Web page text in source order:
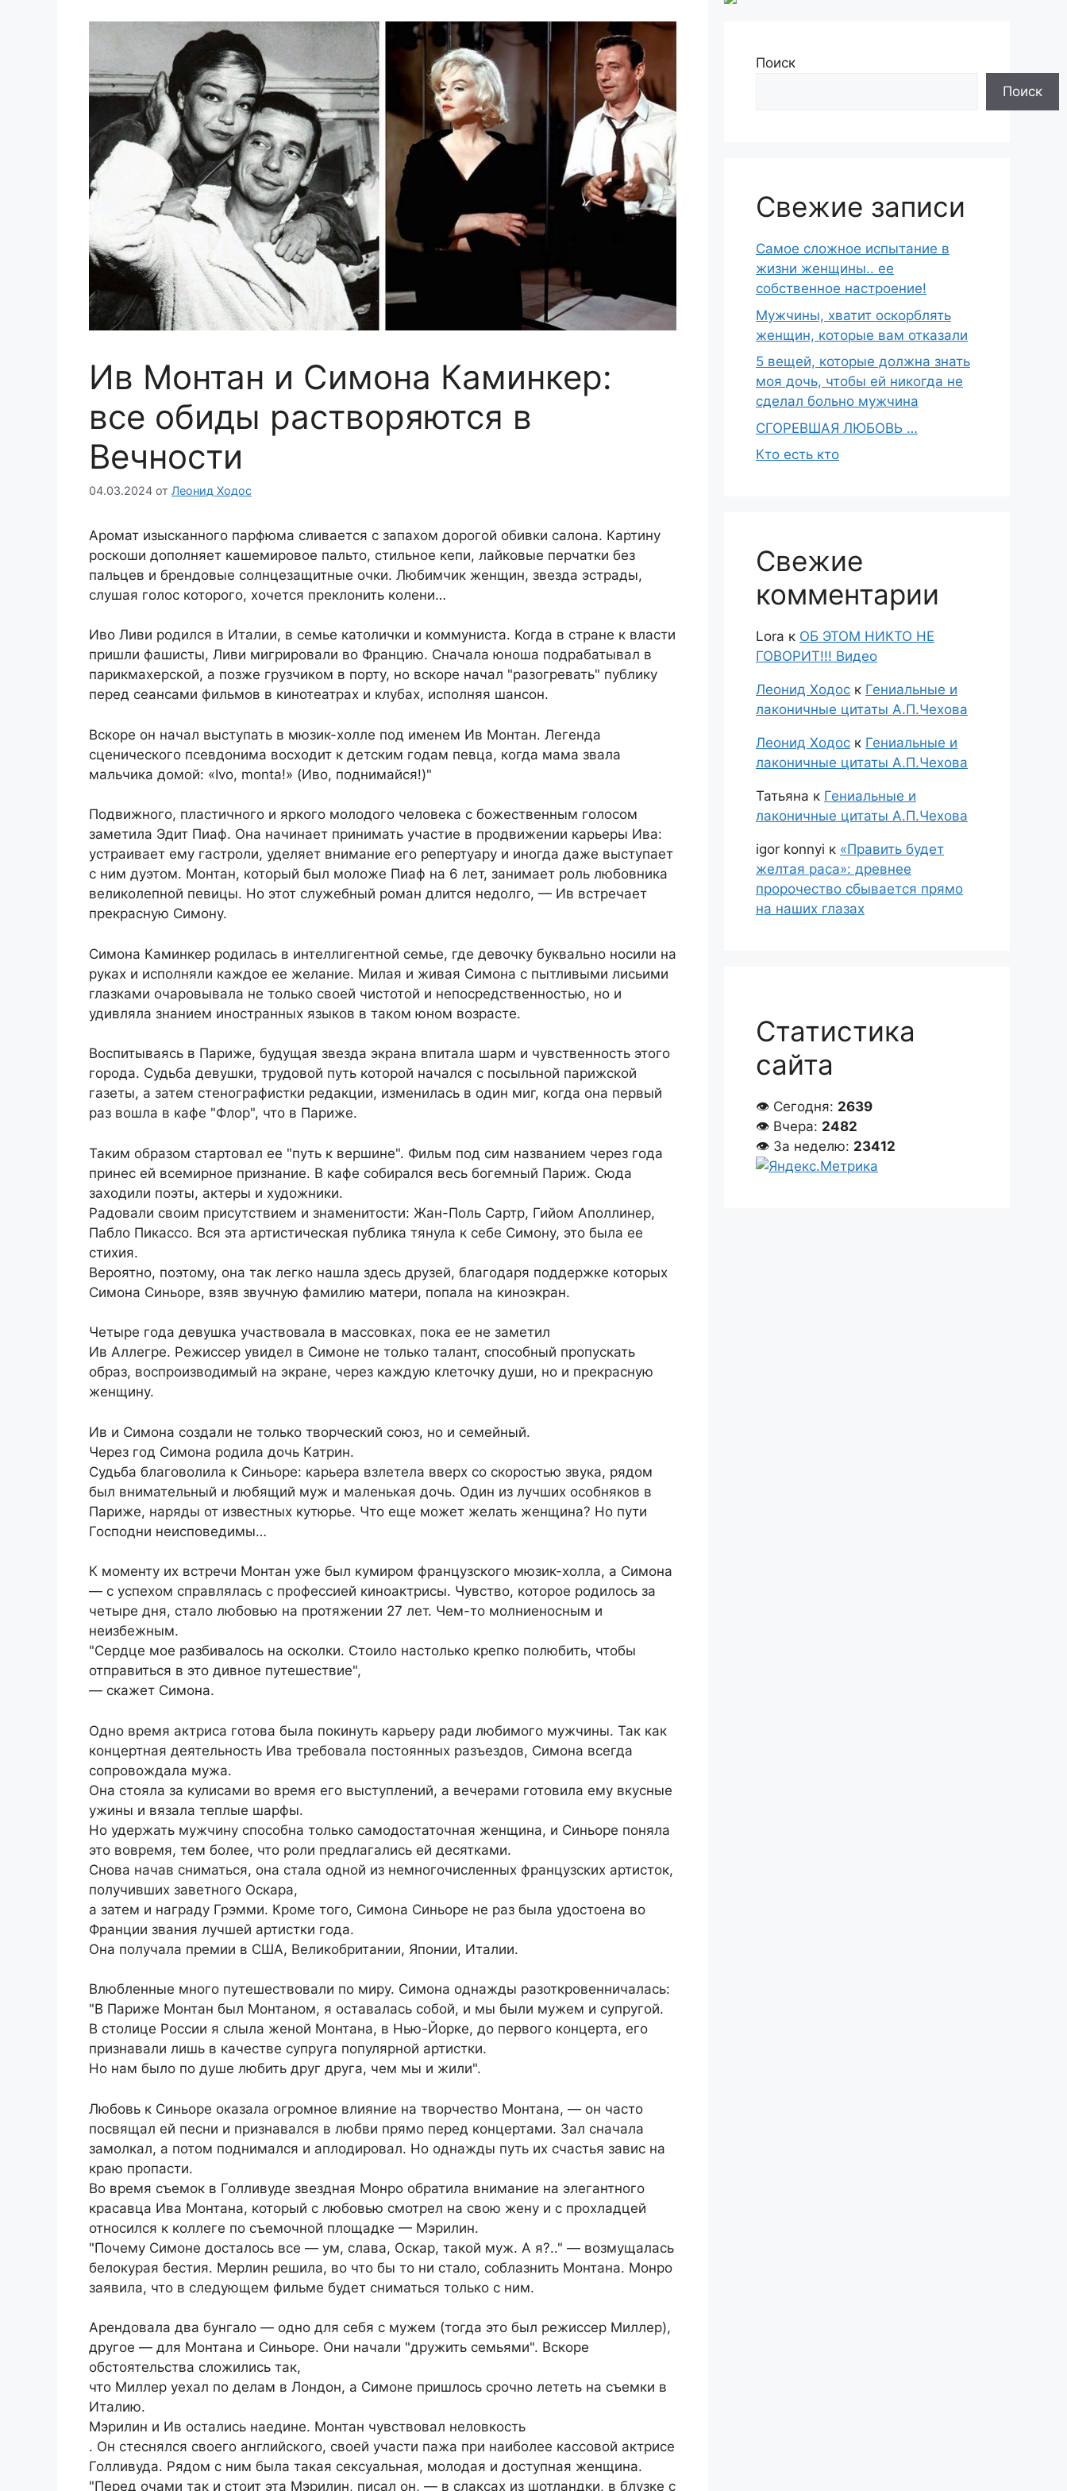
Ив Монтан и Симона Каминкер:
все обиды растворяются в
Вечности
04.03.2024 от Леонид Ходос
Аромат изысканного парфюма сливается с запахом дорогой обивки салона. Картину
роскоши дополняет кашемировое пальто, стильное кепи, лайковые перчатки без
пальцев и брендовые солнцезащитные очки. Любимчик женщин, звезда эстрады,
слушая голос которого, хочется преклонить колени…
Иво Ливи родился в Италии, в семье католички и коммуниста. Когда в стране к власти
пришли фашисты, Ливи мигрировали во Францию. Сначала юноша подрабатывал в
парикмахерской, а позже грузчиком в порту, но вскоре начал "разогревать" публику
перед сеансами фильмов в кинотеатрах и клубах, исполняя шансон.
Вскоре он начал выступать в мюзик-холле под именем Ив Монтан. Легенда
сценического псевдонима восходит к детским годам певца, когда мама звала
мальчика домой: «Ivo, monta!» (Иво, поднимайся!)"
Подвижного, пластичного и яркого молодого человека с божественным голосом
заметила Эдит Пиаф. Она начинает принимать участие в продвижении карьеры Ива:
устраивает ему гастроли, уделяет внимание его репертуару и иногда даже выступает
с ним дуэтом. Монтан, который был моложе Пиаф на 6 лет, занимает роль любовника
великолепной певицы. Но этот служебный роман длится недолго, — Ив встречает
прекрасную Симону.
Симона Каминкер родилась в интеллигентной семье, где девочку буквально носили на
руках и исполняли каждое ее желание. Милая и живая Симона с пытливыми лисьими
глазками очаровывала не только своей чистотой и непосредственностью, но и
удивляла знанием иностранных языков в таком юном возрасте.
Воспитываясь в Париже, будущая звезда экрана впитала шарм и чувственность этого
города. Судьба девушки, трудовой путь которой начался с посыльной парижской
газеты, а затем стенографистки редакции, изменилась в один миг, когда она первый
раз вошла в кафе "Флор", что в Париже.
Таким образом стартовал ее "путь к вершине". Фильм под сим названием через года
принес ей всемирное признание. В кафе собирался весь богемный Париж. Сюда
заходили поэты, актеры и художники.
Радовали своим присутствием и знаменитости: Жан-Поль Сартр, Гийом Аполлинер,
Пабло Пикассо. Вся эта артистическая публика тянула к себе Симону, это была ее
стихия.
Вероятно, поэтому, она так легко нашла здесь друзей, благодаря поддержке которых
Симона Синьоре, взяв звучную фамилию матери, попала на киноэкран.
Четыре года девушка участвовала в массовках, пока ее не заметил
Ив Аллегре. Режиссер увидел в Симоне не только талант, способный пропускать
образ, воспроизводимый на экране, через каждую клеточку души, но и прекрасную
женщину.
Ив и Симона создали не только творческий союз, но и семейный.
Через год Симона родила дочь Катрин.
Судьба благоволила к Синьоре: карьера взлетела вверх со скоростью звука, рядом
был внимательный и любящий муж и маленькая дочь. Один из лучших особняков в
Париже, наряды от известных кутюрье. Что еще может желать женщина? Но пути
Господни неисповедимы…
К моменту их встречи Монтан уже был кумиром французского мюзик-холла, а Симона
— с успехом справлялась с профессией киноактрисы. Чувство, которое родилось за
четыре дня, стало любовью на протяжении 27 лет. Чем-то молниеносным и
неизбежным.
"Сердце мое разбивалось на осколки. Стоило настолько крепко полюбить, чтобы
отправиться в это дивное путешествие",
— скажет Симона.
Одно время актриса готова была покинуть карьеру ради любимого мужчины. Так как
концертная деятельность Ива требовала постоянных разъездов, Симона всегда
сопровождала мужа.
Она стояла за кулисами во время его выступлений, а вечерами готовила ему вкусные
ужины и вязала теплые шарфы.
Но удержать мужчину способна только самодостаточная женщина, и Синьоре поняла
это вовремя, тем более, что роли предлагались ей десятками.
Снова начав сниматься, она стала одной из немногочисленных французских артисток,
получивших заветного Оскара,
а затем и награду Грэмми. Кроме того, Симона Синьоре не раз была удостоена во
Франции звания лучшей артистки года.
Она получала премии в США, Великобритании, Японии, Италии.
Влюбленные много путешествовали по миру. Симона однажды разоткровенничалась:
"В Париже Монтан был Монтаном, я оставалась собой, и мы были мужем и супругой.
В столице России я слыла женой Монтана, в Нью-Йорке, до первого концерта, его
признавали лишь в качестве супруга популярной артистки.
Но нам было по душе любить друг друга, чем мы и жили".
Любовь к Синьоре оказала огромное влияние на творчество Монтана, — он часто
посвящал ей песни и признавался в любви прямо перед концертами. Зал сначала
замолкал, а потом поднимался и аплодировал. Но однажды путь их счастья завис на
краю пропасти.
Во время съемок в Голливуде звездная Монро обратила внимание на элегантного
красавца Ива Монтана, который с любовью смотрел на свою жену и с прохладцей
относился к коллеге по съемочной площадке — Мэрилин.
"Почему Симоне досталось все — ум, слава, Оскар, такой муж. А я?.." — возмущалась
белокурая бестия. Мерлин решила, во что бы то ни стало, соблазнить Монтана. Монро
заявила, что в следующем фильме будет сниматься только с ним.
Арендовала два бунгало — одно для себя с мужем (тогда это был режиссер Миллер),
другое — для Монтана и Синьоре. Они начали "дружить семьями". Вскоре
обстоятельства сложились так,
что Миллер уехал по делам в Лондон, а Симоне пришлось срочно лететь на съемки в
Италию.
Мэрилин и Ив остались наедине. Монтан чувствовал неловкость
. Он стеснялся своего английского, своей участи пажа при наиболее кассовой актрисе
Голливуда. Рядом с ним была такая сексуальная, молодая и доступная женщина.
"Перед очами так и стоит эта Мэрилин, писал он, — в слаксах из шотландки, в блузке с
Поиск
Поиск
Свежие записи
Самое сложное испытание в
жизни женщины.. ее
собственное настроение!
Мужчины, хватит оскорблять
женщин, которые вам отказали
5 вещей, которые должна знать
моя дочь, чтобы ей никогда не
сделал больно мужчина
СГОРЕВШАЯ ЛЮБОВЬ …
Кто есть кто
Свежие
комментарии
Lora к ОБ ЭТОМ НИКТО НЕ
ГОВОРИТ!!! Видео
Леонид Ходос к Гениальные и
лаконичные цитаты А.П.Чехова
Леонид Ходос к Гениальные и
лаконичные цитаты А.П.Чехова
Татьяна к Гениальные и
лаконичные цитаты А.П.Чехова
igor konnyi к «Править будет
желтая раса»: древнее
пророчество сбывается прямо
на наших глазах
Статистика
сайта
👁 Сегодня: 2639
👁 Вчера: 2482
👁 За неделю: 23412